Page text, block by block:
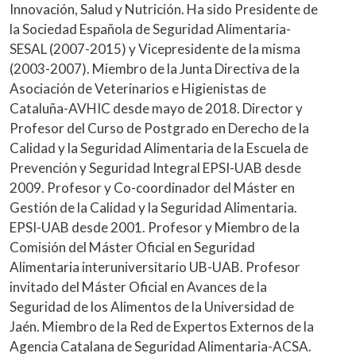
Innovación, Salud y Nutrición. Ha sido Presidente de
la Sociedad Española de Seguridad Alimentaria-
SESAL (2007-2015) y Vicepresidente de la misma
(2003-2007). Miembro de la Junta Directiva de la
Asociación de Veterinarios e Higienistas de
Cataluña-AVHIC desde mayo de 2018. Director y
Profesor del Curso de Postgrado en Derecho de la
Calidad y la Seguridad Alimentaria de la Escuela de
Prevención y Seguridad Integral EPSI-UAB desde
2009. Profesor y Co-coordinador del Máster en
Gestión de la Calidad y la Seguridad Alimentaria.
EPSI-UAB desde 2001. Profesor y Miembro de la
Comisión del Máster Oficial en Seguridad
Alimentaria interuniversitario UB-UAB. Profesor
invitado del Máster Oficial en Avances de la
Seguridad de los Alimentos de la Universidad de
Jaén. Miembro de la Red de Expertos Externos de la
Agencia Catalana de Seguridad Alimentaria-ACSA.